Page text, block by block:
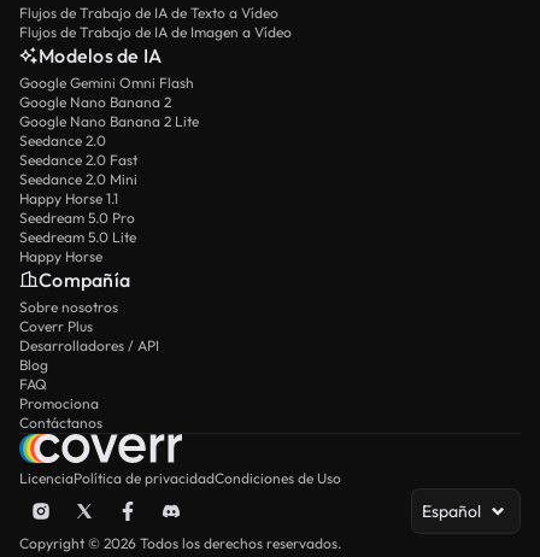
Flujos de Trabajo de IA de Texto a Vídeo
Flujos de Trabajo de IA de Imagen a Vídeo
Modelos de IA
Google Gemini Omni Flash
Google Nano Banana 2
Google Nano Banana 2 Lite
Seedance 2.0
Seedance 2.0 Fast
Seedance 2.0 Mini
Happy Horse 1.1
Seedream 5.0 Pro
Seedream 5.0 Lite
Happy Horse
Compañía
Sobre nosotros
Coverr Plus
Desarrolladores / API
Blog
FAQ
Promociona
Contáctanos
LicenciaPolítica de privacidadCondiciones de Uso
Español
Copyright © 2026 Todos los derechos reservados.